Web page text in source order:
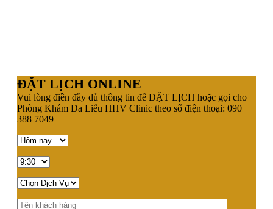
ĐẶT LỊCH ONLINE
Vui lòng điền đầy dủ thông tin để ĐẶT LỊCH hoặc gọi cho
Phòng Khám Da Liễu HHV Clinic theo số điện thoại: 090
388 7049